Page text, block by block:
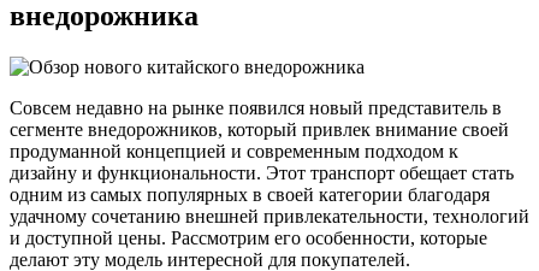
внедорожника
Совсем недавно на рынке появился новый представитель в
сегменте внедорожников, который привлек внимание своей
продуманной концепцией и современным подходом к
дизайну и функциональности. Этот транспорт обещает стать
одним из самых популярных в своей категории благодаря
удачному сочетанию внешней привлекательности, технологий
и доступной цены. Рассмотрим его особенности, которые
делают эту модель интересной для покупателей.